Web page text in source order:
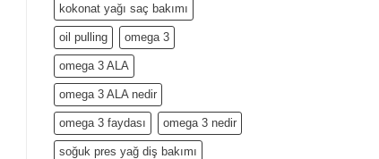
kokonat yağı saç bakımı
oil pulling omega 3
omega 3 ALA
omega 3 ALA nedir
omega 3 faydası omega 3 nedir
soğuk pres yağ diş bakımı